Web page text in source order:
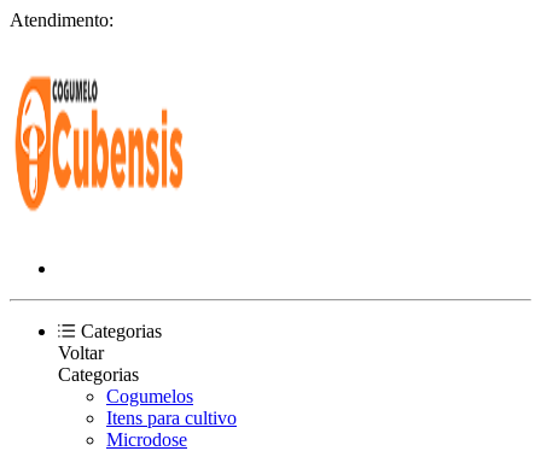
Atendimento:
Categorias
Voltar
Categorias
Cogumelos
Itens para cultivo
Microdose